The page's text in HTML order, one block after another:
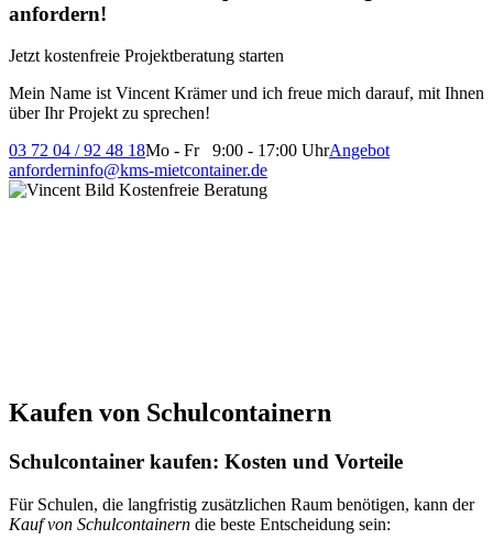
anfordern!
Jetzt kostenfreie Projektberatung starten
Mein Name ist Vincent Krämer und ich freue mich darauf, mit Ihnen
über Ihr Projekt zu sprechen!
03 72 04 / 92 48 18Mo - Fr 9:00 - 17:00 UhrAngebot
anforderninfo@kms-mietcontainer.de
Kaufen von Schulcontainern
Schulcontainer kaufen: Kosten und Vorteile
Für Schulen, die langfristig zusätzlichen Raum benötigen, kann der
Kauf von Schulcontainern die beste Entscheidung sein: